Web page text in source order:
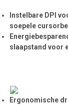
Instelbare DPI
soepele
slaapstand voor
Ergonomische